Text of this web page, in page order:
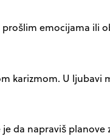
emocijama ili
karizmom. U
da napraviš